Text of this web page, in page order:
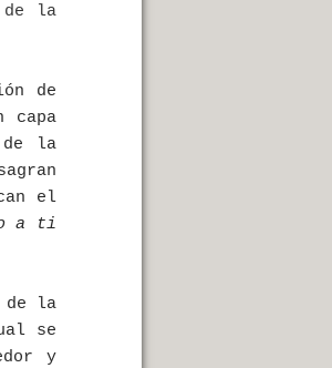
de la
de
capa
de la
el
a ti
de la
se
y